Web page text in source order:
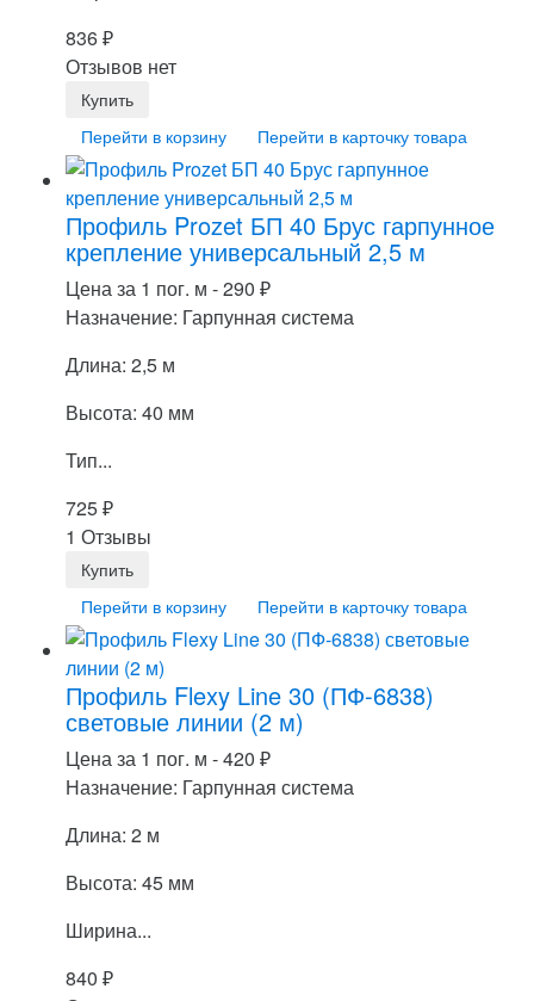
836₽
Отзывов нет
Перейти в корзину Перейти в карточку товара
Профиль Prozet БП 40 Брус гарпунное
крепление универсальный 2,5 м
Цена за 1 пог. м -290 ₽
Назначение: Гарпунная система
Длина: 2,5 м
Высота: 40 мм
Тип...
725₽
1 Отзывы
Перейти в корзину Перейти в карточку товара
Профиль Flexy Line 30 (ПФ-6838)
световые линии (2 м)
Цена за 1 пог. м -420 ₽
Назначение: Гарпунная система
Длина: 2 м
Высота: 45 мм
Ширина...
840 ₽